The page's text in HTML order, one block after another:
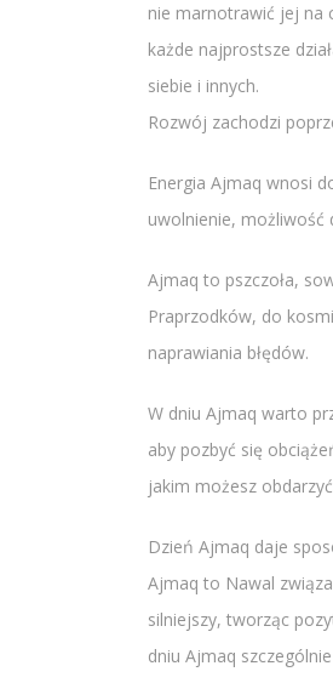
nie marnotrawić jej na
każde najprostsze
siebie i innych.
Rozwój zachodzi
Energia Ajmaq wnosi
uwolnienie, możliwość
Ajmaq to pszczoła,
Praprzodków, do
naprawiania błędów.
W dniu Ajmaq warto
aby pozbyć się
jakim możesz
Dzień Ajmaq daje
Ajmaq to Nawal
silniejszy, tworząc
dniu Ajmaq